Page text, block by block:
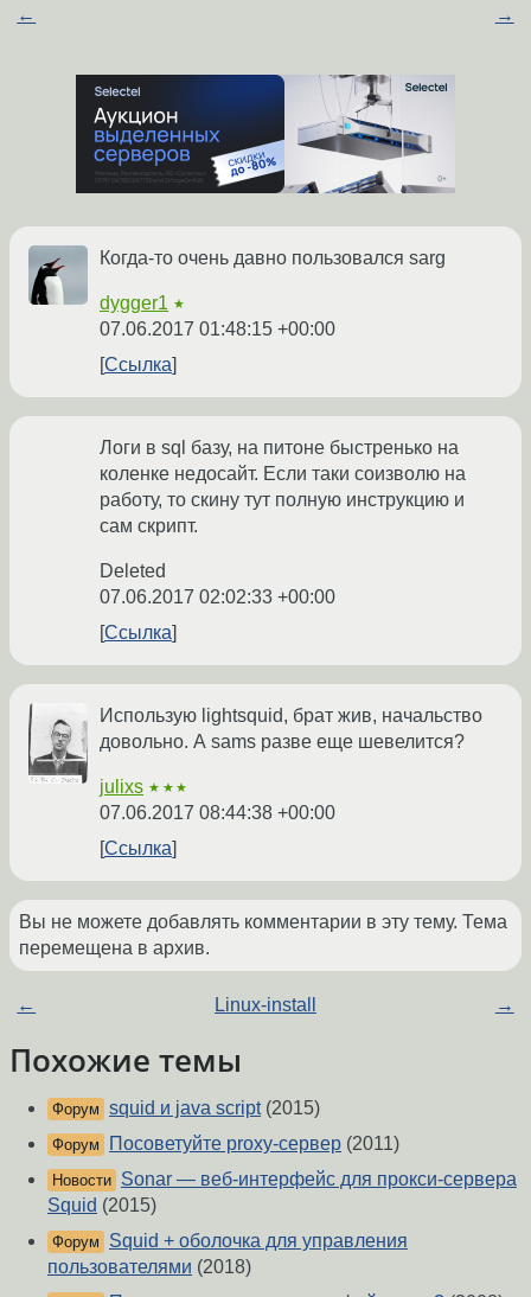
← →
Когда-то очень давно пользовался sarg
dygger1 ★
07.06.2017 01:48:15 +00:00
Ссылка
Логи в sql базу, на питоне быстренько на
коленке недосайт. Если таки соизволю на
работу, то скину тут полную инструкцию и
сам скрипт.
Deleted
07.06.2017 02:02:33 +00:00
Ссылка
Использую lightsquid, брат жив, начальство
довольно. А sams разве еще шевелится?
julixs ★★★
07.06.2017 08:44:38 +00:00
Ссылка
Вы не можете добавлять комментарии в эту тему. Тема
перемещена в архив.
← Linux-install →
Похожие темы
Форум squid и java script(2015)
Форум Посоветуйте proxy-сервер (2011)
Новости Sonar — веб-интерфейс для прокси-сервера
Squid (2015)
Форум
Squid + оболочка для управления
пользователями (2018)